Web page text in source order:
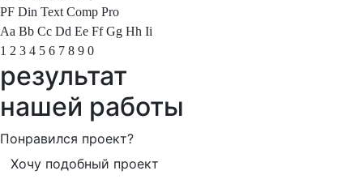
PF Din Text Comp Pro
Aa Bb Cc Dd Ee Ff Gg Hh Ii
1 2 3 4 5 6 7 8 9 0
результат
нашей работы
Понравился проект?
Хочу подобный проект